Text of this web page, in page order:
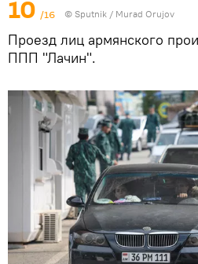
10 /16 © Sputnik / Murad Orujov
Проезд лиц армянского
ППП "Лачин".